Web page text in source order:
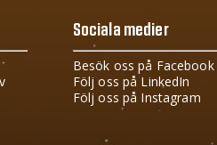
Sociala medier
Besök oss på Facebook
Följ oss på LinkedIn
Följ oss på Instagram